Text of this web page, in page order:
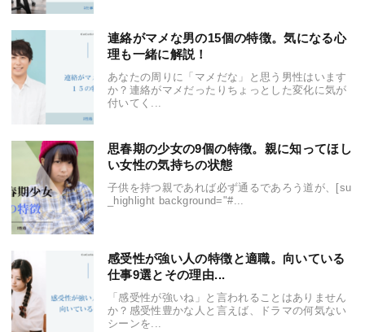
連絡がマメな男の15個の特徴。気になる心
理も一緒に解説！
あなたの周りに「マメだな」と思う男性はいます
か？連絡がマメだったりちょっとした変化に気が
付いてく...
思春期の少女の9個の特徴。親に知ってほし
い女性の気持ちの状態
子供を持つ親であれば必ず通るであろう道が、[su
_highlight background="#...
感受性が強い人の特徴と適職。向いている
仕事9選とその理由...
「感受性が強いね」と言われることはありません
か？感受性豊かな人と言えば、ドラマの何気ない
シーンを...